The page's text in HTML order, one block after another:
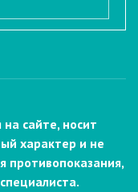
сайте, носит
характер и не
противопоказания,